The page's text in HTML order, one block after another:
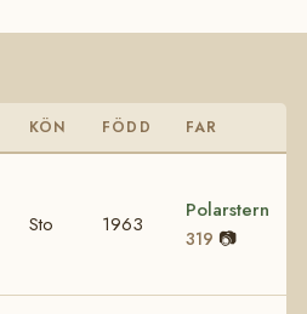
KÖN FÖDD FAR
Sto 1963
Polarstern
319 📷